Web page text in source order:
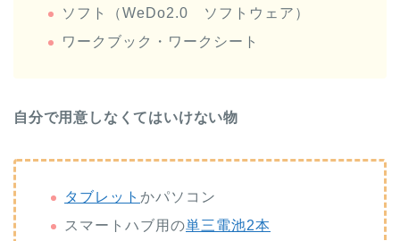
ソフト（WeDo2.0 ソフトウェア）
ワークブック・ワークシート
自分で用意しなくてはいけない物
タブレット かパソコン
スマートハブ用の単三電池2本